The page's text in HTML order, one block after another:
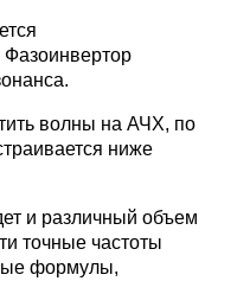
Фазоинвертор
волны на АЧХ, по
ниже
и различный объем
точные частоты
формулы,